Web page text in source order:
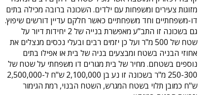
מזוגות צעירים ומשפחות עם ילדים. השכונה ברובה מכילה בתים
דו-משפחתיים וחד משפחתיים כאשר חלקם עדיין דורשים שיפוץ.
גם בשכונה זו התב"ע מאפשרת בנייה של 2 יחידות דיור על
שטח של 500 מ"ר ועל כן יזמים רבים ובעלי נכסים מנצלים את
אחוזי הבניה בשטח ומבצעים בניה של בית או אפילו בתים
נוספים בשטחם. מחיר של בית מגורים דו משפחתי על שטח של
250-300 מ"ר בשכונה זו נע בן 2,100,000 ש"ח ל-2,500,000
ש"ח כמובן תלוי בשטח המגרש, השטח הבנוי, רמת הגימור